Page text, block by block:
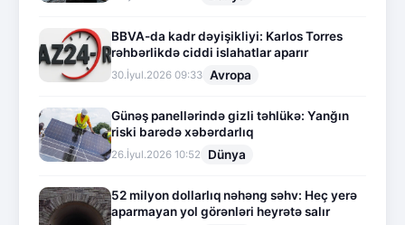
BBVA-da kadr dəyişikliyi: Karlos Torres
rəhbərlikdə ciddi islahatlar aparır
30.İyul.2026 09:33 Avropa
Günəş panellərində gizli təhlükə: Yanğın
riski barədə xəbərdarlıq
26.İyul.2026 10:52 Dünya
52 milyon dollarlıq nəhəng səhv: Heç yerə
aparmayan yol görənləri heyrətə salır